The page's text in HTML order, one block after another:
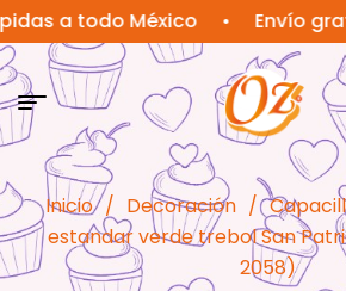
todo México • Envío gratis
Inicio / Decoración /
estandar verde trebol San
2058)